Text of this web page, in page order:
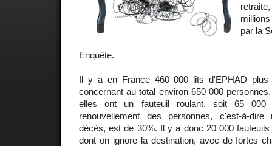
par la
Enquête.
Il y a en France 460 000 lits d'EPHAD plus
concernant au total environ 650 000
elles ont un fauteuil roulant, soit 65
renouvellement des personnes, c'est-à-dire
décès, est de 30%. Il y a donc 20 000
dont on ignore la destination, avec de fortes